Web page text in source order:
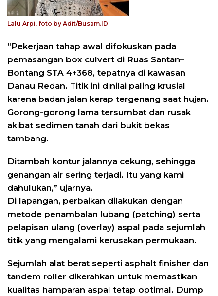
Lalu Arpi, foto by Adit/Busam.ID
“Pekerjaan tahap awal difokuskan pada
pemasangan box culvert di Ruas Santan–
Bontang STA 4+368, tepatnya di kawasan
Danau Redan. Titik ini dinilai paling krusial
karena badan jalan kerap tergenang saat hujan.
Gorong-gorong lama tersumbat dan rusak
akibat sedimen tanah dari bukit bekas
tambang.
Ditambah kontur jalannya cekung, sehingga
genangan air sering terjadi. Itu yang kami
dahulukan,” ujarnya.
Di lapangan, perbaikan dilakukan dengan
metode penambalan lubang (patching) serta
pelapisan ulang (overlay) aspal pada sejumlah
titik yang mengalami kerusakan permukaan.
Sejumlah alat berat seperti asphalt finisher dan
tandem roller dikerahkan untuk memastikan
kualitas hamparan aspal tetap optimal. Dump